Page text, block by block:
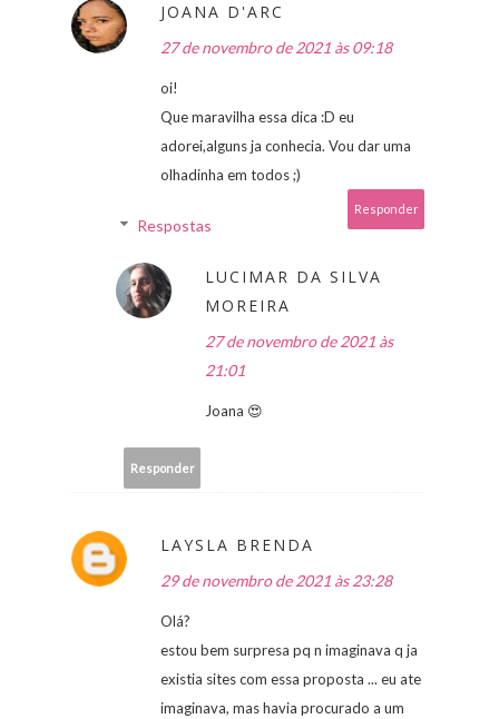
JOANA D'ARC
27 de novembro de 2021 às 09:18
oi!
Que maravilha essa dica :D eu
adorei,alguns ja conhecia. Vou dar uma
olhadinha em todos ;)
Responder
Respostas
LUCIMAR DA SILVA
MOREIRA
27 de novembro de 2021 às
21:01
Joana 😍
Responder
LAYSLA BRENDA
29 de novembro de 2021 às 23:28
Olá?
estou bem surpresa pq n imaginava q ja
existia sites com essa proposta ... eu ate
imaginava, mas havia procurado a um